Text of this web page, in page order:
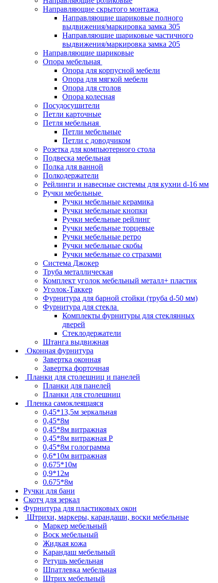
Направляющие скрытого монтажа
Направляющие шариковые полного
выдвижения/маркировка замка 305
Направляющие шариковые частичного
выдвижения/маркировка замка 205
Направляющие шариковые
Опора мебельная
Опора для корпусной мебели
Опора для мягкой мебели
Опора для столов
Опора колесная
Посудосушители
Петли карточные
Петля мебельная
Петли мебельные
Петли с доводчиком
Розетка для компьютерного стола
Подвеска мебельная
Полка для ванной
Полкодержатели
Рейлинги и навесные системы для кухни d-16 мм
Ручки мебельные
Ручки мебельные керамика
Ручки мебельные кнопки
Ручки мебельные рейлинг
Ручки мебельные торцевые
Ручки мебельные ретро
Ручки мебельные скобы
Ручки мебельные со стразами
Система Джокер
Труба металлическая
Комплект уголок мебельный металл+ пластик
Уголок-Таккер
Фурнитура для барной стойки (труба d-50 мм)
Фурнитура для стекла
Комплекты фурнитуры для стеклянных
дверей
Стеклодержатели
Штанга выдвижная
Оконная фурнитура
Завертка оконная
Завертка форточная
Планки для столешниц и панелей
Планки для панелей
Планки для столешниц
Пленка самоклеящаяся
0,45*13,5м зеркальная
0,45*8м
0,45*8м витражная
0,45*8м витражная Р
0,45*8м голограмма
0,6*10м витражная
0,675*10м
0,9*12м
0.675*8м
Ручки для бани
Скотч для зеркал
Фурнитура для пластиковых окон
Штрихи, маркеры, карандаши, воски мебельные
Маркер мебельный
Воск мебельный
Жидкая кожа
Карандаш мебельный
Ретушь мебельная
Шпатлевка мебельная
Штрих мебельный